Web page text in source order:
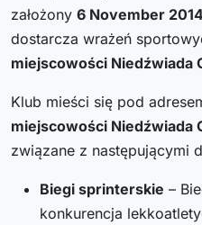
założony 6 November
dostarcza wrażeń
miejscowości Niedźwiada
Klub mieści się pod
miejscowości Niedźwiada
związane z następującymi
Biegi sprinterskie –
konkurencja